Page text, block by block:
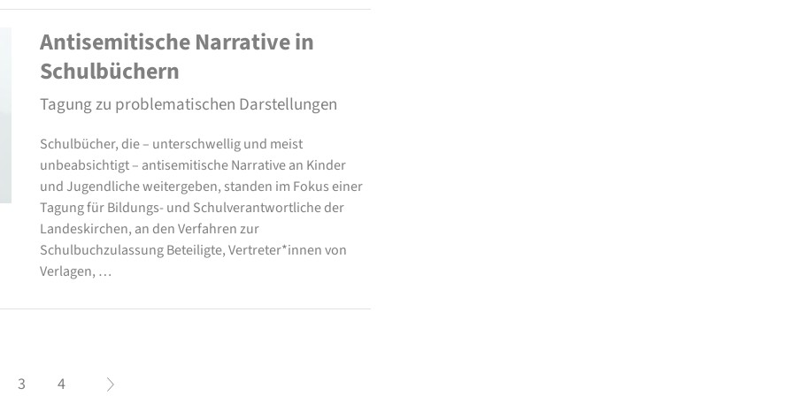
Antisemitische Narrative in
Schulbüchern
Tagung zu problematischen Darstellungen
Schulbücher, die – unterschwellig und meist
unbeabsichtigt – antisemitische Narrative an Kinder
und Jugendliche weitergeben, standen im Fokus einer
Tagung für Bildungs- und Schulverantwortliche der
Landeskirchen, an den Verfahren zur
Schulbuchzulassung Beteiligte, Vertreter*innen von
Verlagen, …
3 4